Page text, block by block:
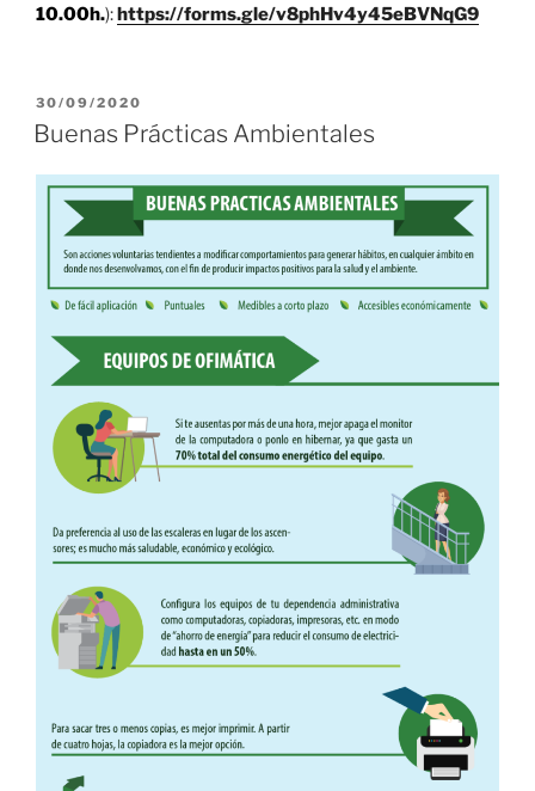
10.00h.):https://forms.gle/v8phHv4y45eBVNqG9
PUBLICADO
EL
30/09/2020
Buenas Prácticas Ambientales